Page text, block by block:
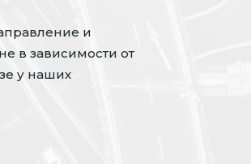
и
в зависимости от
у наших